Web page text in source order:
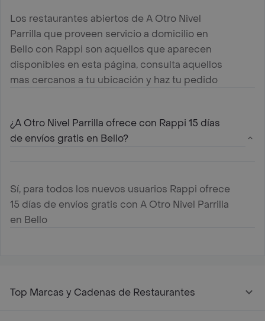
Los restaurantes abiertos de A Otro Nivel
Parrilla que proveen servicio a domicilio en
Bello con Rappi son aquellos que aparecen
disponibles en esta página, consulta aquellos
mas cercanos a tu ubicación y haz tu pedido
¿A Otro Nivel Parrilla ofrece con Rappi 15 días
de envíos gratis en Bello?
Sí, para todos los nuevos usuarios Rappi ofrece
15 días de envíos gratis con A Otro Nivel Parrilla
en Bello
Top Marcas y Cadenas de Restaurantes